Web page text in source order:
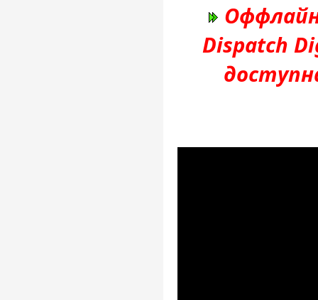
Dispatch